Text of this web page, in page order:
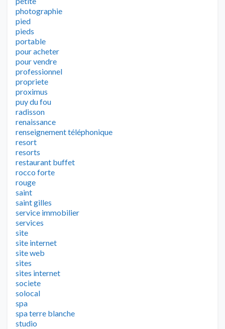
photographie
pied
pieds
portable
pour acheter
pour vendre
professionnel
propriete
proximus
puy du fou
radisson
renaissance
renseignement téléphonique
resort
resorts
restaurant buffet
rocco forte
rouge
saint
saint gilles
service immobilier
services
site
site internet
site web
sites
sites internet
societe
solocal
spa
spa terre blanche
studio